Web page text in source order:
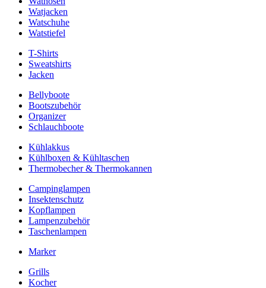
Watjacken
Watschuhe
Watstiefel
T-Shirts
Sweatshirts
Jacken
Bellyboote
Bootszubehör
Organizer
Schlauchboote
Kühlakkus
Kühlboxen & Kühltaschen
Thermobecher & Thermokannen
Campinglampen
Insektenschutz
Kopflampen
Lampenzubehör
Taschenlampen
Marker
Grills
Kocher